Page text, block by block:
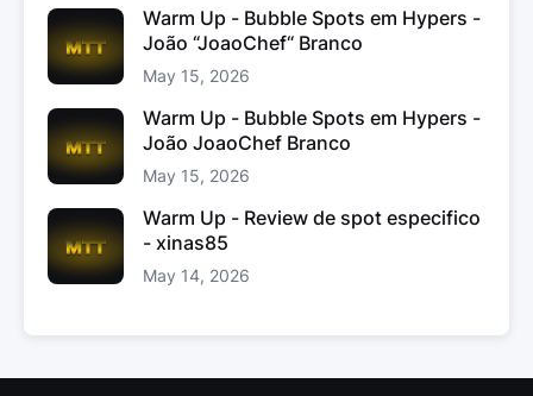
Warm Up - Bubble Spots em Hypers -
João “JoaoChef“ Branco
May 15, 2026
Warm Up - Bubble Spots em Hypers -
João JoaoChef Branco
May 15, 2026
Warm Up - Review de spot especifico
- xinas85
May 14, 2026